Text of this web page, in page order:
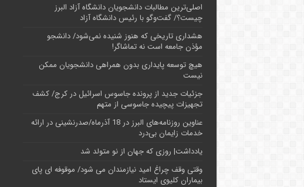
اصلی‌ترین مطالبات دانشجویان دانشگاه آزاد البرز
چیست؟/ گفت‌وگو با رئیس دانشگاه آز‌اد
هشداری تاریخی که هنوز شنیده نمی‌شود/ دانشجو
مؤذن جامعه است نه تماشاگر!
هیچ توسعه پایداری بدون همراهی دانشجویان ممکن
نیست
جزئیات جدید از پرونده جاسوس اسرائیل در کرج/‌ کشف
تجهیزات پیچیده جاسوسی از متهم
عناوین روزنامه‌های البرز در ‌18 آذرماه/صدرنشینی در ارائه
خدمات زایمان بی‌درد
یادداشت| روزی که جهان از نو متولد شد
وقتی وقف چراغ امید نیازمندان می شود/ موقوفه ای پای
بیماران کلیوی ایستاد